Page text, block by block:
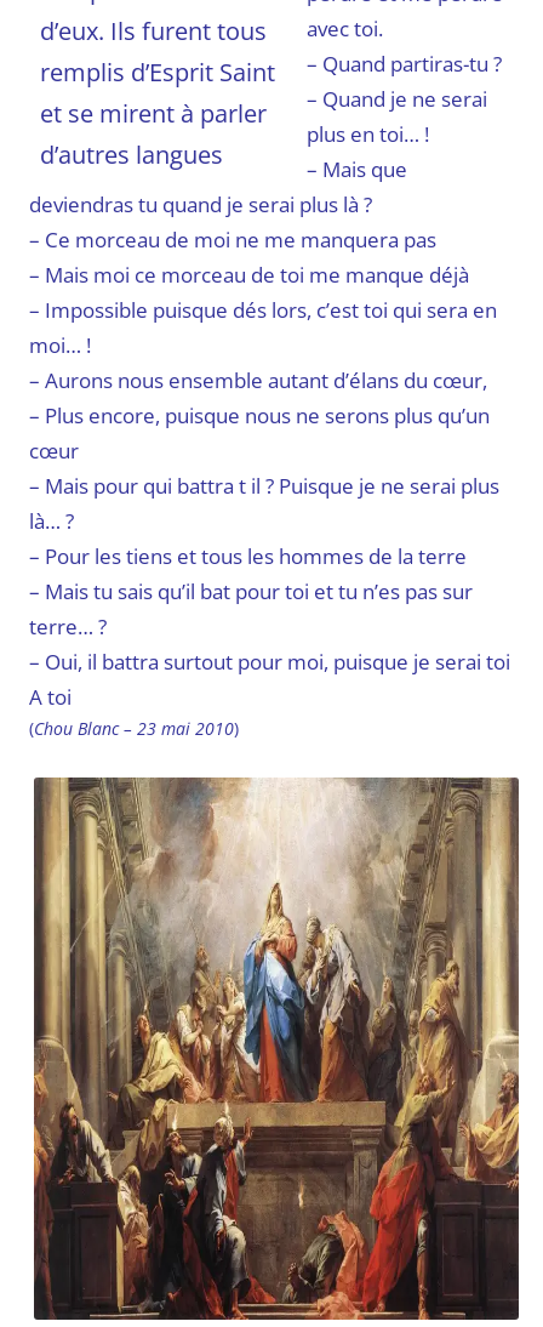
avec toi.
– Quand partiras-tu ?
– Quand je ne serai
plus en toi… !
– Mais que
deviendras tu quand je serai plus là ?
– Ce morceau de moi ne me manquera pas
– Mais moi ce morceau de toi me manque déjà
– Impossible puisque dés lors, c’est toi qui sera en
moi… !
– Aurons nous ensemble autant d’élans du cœur,
– Plus encore, puisque nous ne serons plus qu’un
cœur
– Mais pour qui battra t il ? Puisque je ne serai plus
là… ?
– Pour les tiens et tous les hommes de la terre
– Mais tu sais qu’il bat pour toi et tu n’es pas sur
terre… ?
– Oui, il battra surtout pour moi, puisque je serai toi
A toi
(Chou Blanc – 23 mai 2010)